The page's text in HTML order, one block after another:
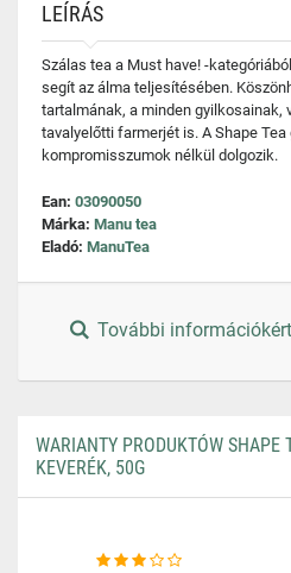
LEÍRÁS
Szálas tea a Must have! -
segít az álma teljesítésében.
tartalmának, a minden gyilkosainak,
tavalyelőtti farmerjét is. A Shape Tea
kompromisszumok nélkül dolgozik.
Ean: 03090050
Márka: Manu tea
Eladó: ManuTea
További
WARIANTY PRODUKTÓW SHAPE
KEVERÉK, 50G